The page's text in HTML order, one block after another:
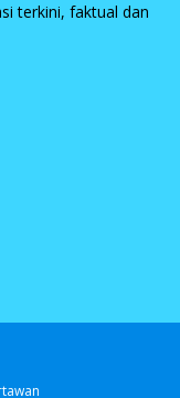
terkini, faktual dan